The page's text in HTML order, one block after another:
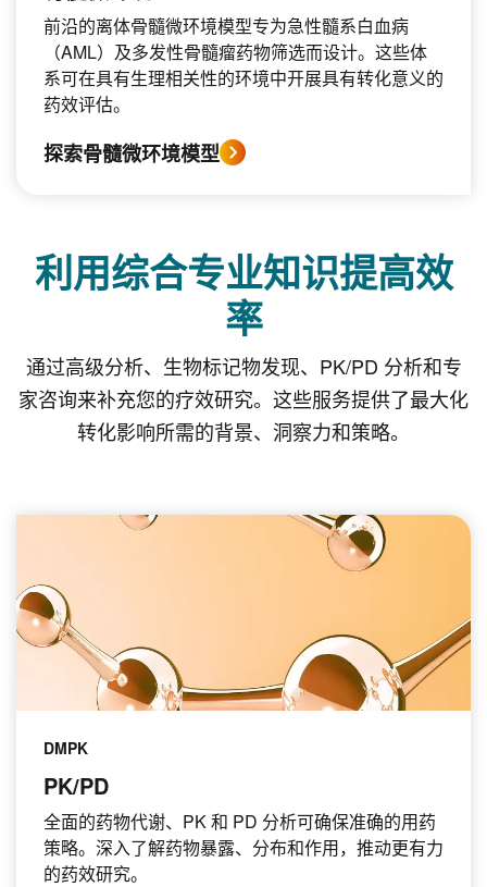
前沿的离体骨髓微环境模型专为急性髓系白血病
（AML）及多发性骨髓瘤药物筛选而设计。这些体
系可在具有生理相关性的环境中开展具有转化意义的
药效评估。
探索骨髓微环境模型
利用综合专业知识提高效
率
通过高级分析、生物标记物发现、PK/PD 分析和专
家咨询来补充您的疗效研究。这些服务提供了最大化
转化影响所需的背景、洞察力和策略。
DMPK
PK/PD
全面的药物代谢、PK 和 PD 分析可确保准确的用药
策略。深入了解药物暴露、分布和作用，推动更有力
的药效研究。